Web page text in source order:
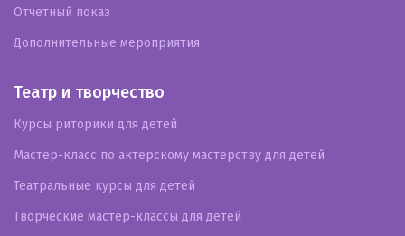
Отчетный показ
Дополнительные мероприятия
Театр и творчество
Курсы риторики для детей
Мастер-класс по актерскому мастерству для детей
Театральные курсы для детей
Творческие мастер-классы для детей